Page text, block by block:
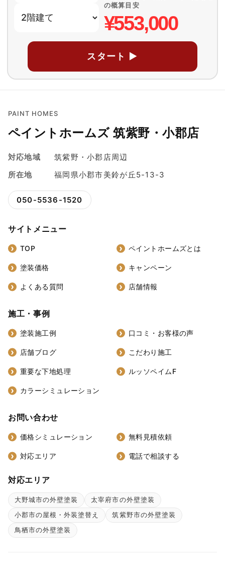
の概算目安
¥553,000
スタート ▶
PAINT HOMES
ペイントホームズ 筑紫野・小郡店
対応地域
筑紫野・小郡店周辺
所在地
福岡県小郡市美鈴が丘5-13-3
050-5536-1520
サイトメニュー
TOP ペイントホームズとは
塗装価格 キャンペーン
よくある質問 店舗情報
施工・事例
塗装施工例 口コミ・お客様の声
店舗ブログ こだわり施工
重要な下地処理 ルッソペイムF
カラーシミュレーション
お問い合わせ
価格シミュレーション 無料見積依頼
対応エリア 電話で相談する
対応エリア
大野城市の外壁塗装
太宰府市の外壁塗装
小郡市の屋根・外装塗替え
筑紫野市の外壁塗装
鳥栖市の外壁塗装